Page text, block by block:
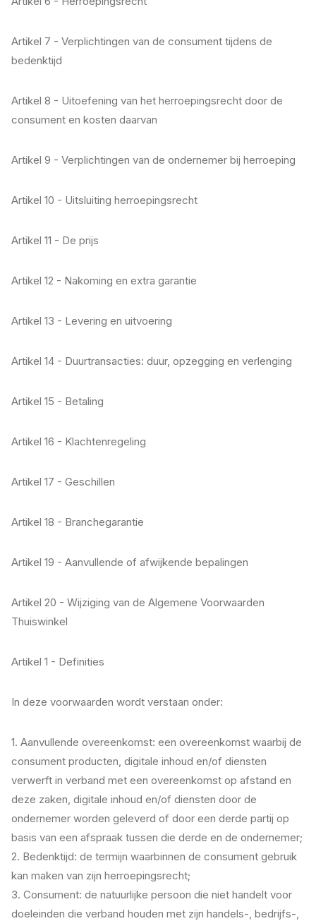
Artikel 7 - Verplichtingen van de consument tijdens de
bedenktijd
Artikel 8 - Uitoefening van het herroepingsrecht door de
consument en kosten daarvan
Artikel 9 - Verplichtingen van de ondernemer bij herroeping
Artikel 10 - Uitsluiting herroepingsrecht
Artikel 11 - De prijs
Artikel 12 - Nakoming en extra garantie
Artikel 13 - Levering en uitvoering
Artikel 14 - Duurtransacties: duur, opzegging en verlenging
Artikel 15 - Betaling
Artikel 16 - Klachtenregeling
Artikel 17 - Geschillen
Artikel 18 - Branchegarantie
Artikel 19 - Aanvullende of afwijkende bepalingen
Artikel 20 - Wijziging van de Algemene Voorwaarden
Thuiswinkel
Artikel 1 - Definities
In deze voorwaarden wordt verstaan onder:
1. Aanvullende overeenkomst: een overeenkomst waarbij de
consument producten, digitale inhoud en/of diensten
verwerft in verband met een overeenkomst op afstand en
deze zaken, digitale inhoud en/of diensten door de
ondernemer worden geleverd of door een derde partij op
basis van een afspraak tussen die derde en de ondernemer;
2. Bedenktijd: de termijn waarbinnen de consument gebruik
kan maken van zijn herroepingsrecht;
3. Consument: de natuurlijke persoon die niet handelt voor
doeleinden die verband houden met zijn handels-, bedrijfs-,